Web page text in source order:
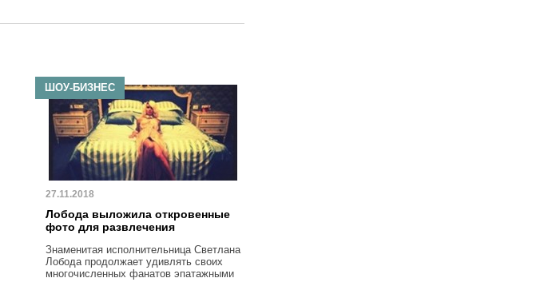
ШОУ-БИЗНЕС
27.11.2018
Лобода выложила откровенные
фото для развлечения
Знаменитая исполнительница Светлана
Лобода продолжает удивлять своих
многочисленных фанатов эпатажными